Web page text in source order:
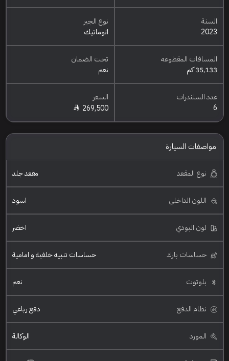
السنة
2023
نوع الجير
اتوماتيك
المسافات المقطوعه
35,133 كم
تحت الضمان
نعم
عدد السلندرات
6
السعر
269,500
مواصفات السيارة
نوع المقعد مقعد جلد
اللون الداخلي اسود
لون البودي اخضر
حساسات بارك حساسات تنبيه خلفية و امامية
بلوتوث نعم
نظام الدفع دفع رباعي
المورد الوكالة